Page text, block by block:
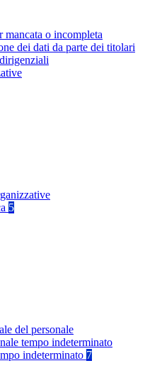
mancata o incompleta
dei dati da parte dei titolari
5
del personale
tempo indeterminato
indeterminato 7